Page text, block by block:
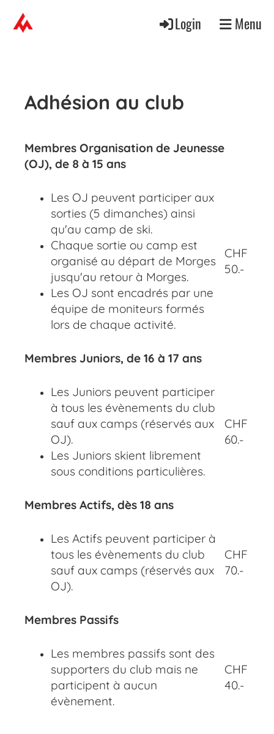
Login Menu
Adhésion au club
Membres Organisation de Jeunesse
(OJ), de 8 à 15 ans
Les OJ peuvent participer aux
sorties (5 dimanches) ainsi
qu'au camp de ski.
Chaque sortie ou camp est
organisé au départ de Morges
jusqu'au retour à Morges.
Les OJ sont encadrés par une
équipe de moniteurs formés
lors de chaque activité.
CHF
50.-
Membres Juniors, de 16 à 17 ans
Les Juniors peuvent participer
à tous les évènements du club
sauf aux camps (réservés aux
OJ).
Les Juniors skient librement
sous conditions particulières.
CHF
60.-
Membres Actifs, dès 18 ans
Les Actifs peuvent participer à
tous les évènements du club
sauf aux camps (réservés aux
OJ).
CHF
70.-
Membres Passifs
Les membres passifs sont des
supporters du club mais ne
participent à aucun
évènement.
CHF
40.-